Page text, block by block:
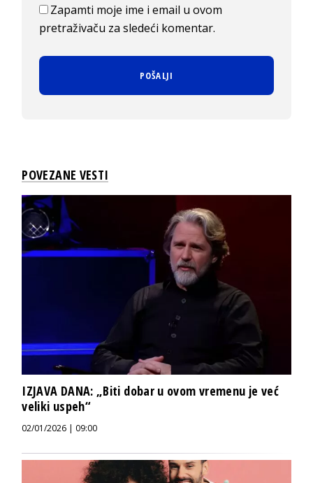
Zapamti moje ime i email u ovom
pretraživaču za sledeći komentar.
POVEZANE VESTI
IZJAVA DANA: „Biti dobar u ovom vremenu je već
veliki uspeh“
02/01/2026 | 09:00